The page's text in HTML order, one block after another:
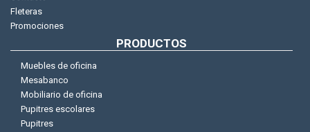
Fleteras
Promociones
PRODUCTOS
Muebles de oficina
Mesabanco
Mobiliario de oficina
Pupitres escolares
Pupitres